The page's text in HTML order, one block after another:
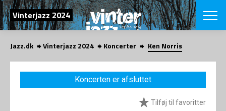
SØG
Vinterjazz 2024
English
VÆLG
COPENHAGEN
Jazz.dk Vinterjazz 2024 Koncerter Ken Norris
Koncerten er afsluttet
Tilføj til favoritter